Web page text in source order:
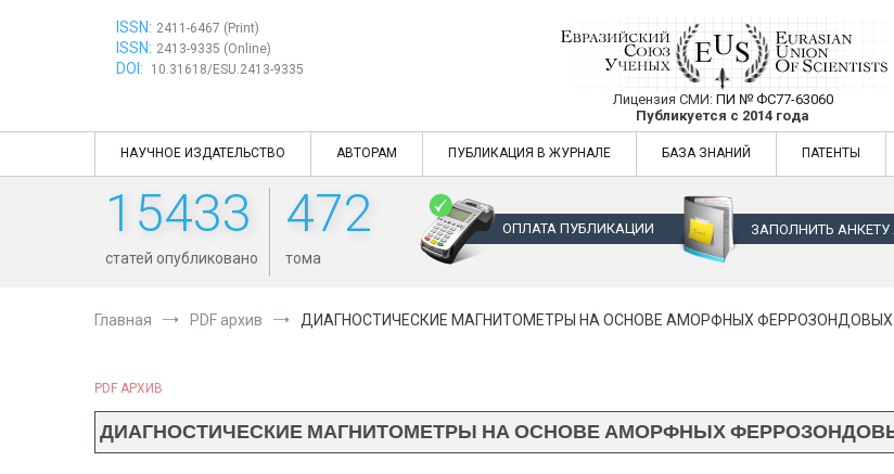
ISSN: 2411-6467 (Print)
ISSN: 2413-9335 (Online)
DOI: 10.31618/ESU.2413-9335
Евразийский Союз Ученых —
Лицензия СМИ: ПИ № ФС77-63060
Публикуется с 2014 года
Евразийский Союз Ученых — публикация научных
НАУЧНОЕ ИЗДАТЕЛЬСТВО АВТОРАМ ПУБЛИКАЦИЯ В ЖУРНАЛЕ БАЗА ЗНАНИЙ ПАТЕНТЫ
15433
статей опубликовано
472
тома
ОПЛАТА ПУБЛИКАЦИИ ЗАПОЛНИТЬ АНКЕТУ
Главная PDF архив ДИАГНОСТИЧЕСКИЕ МАГНИТОМЕТРЫ НА ОСНОВЕ АМОРФНЫХ ФЕРРОЗОНДОВЫХ
PDF АРХИВ
ДИАГНОСТИЧЕСКИЕ МАГНИТОМЕТРЫ НА ОСНОВЕ АМОРФНЫХ